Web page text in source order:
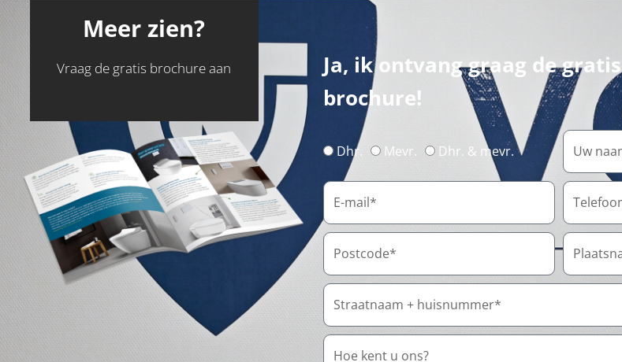
Meer zien?
Vraag de gratis brochure aan
Ja, ik ontvang graag de gratis
brochure!
Dhr. Mevr. Dhr. & mevr.